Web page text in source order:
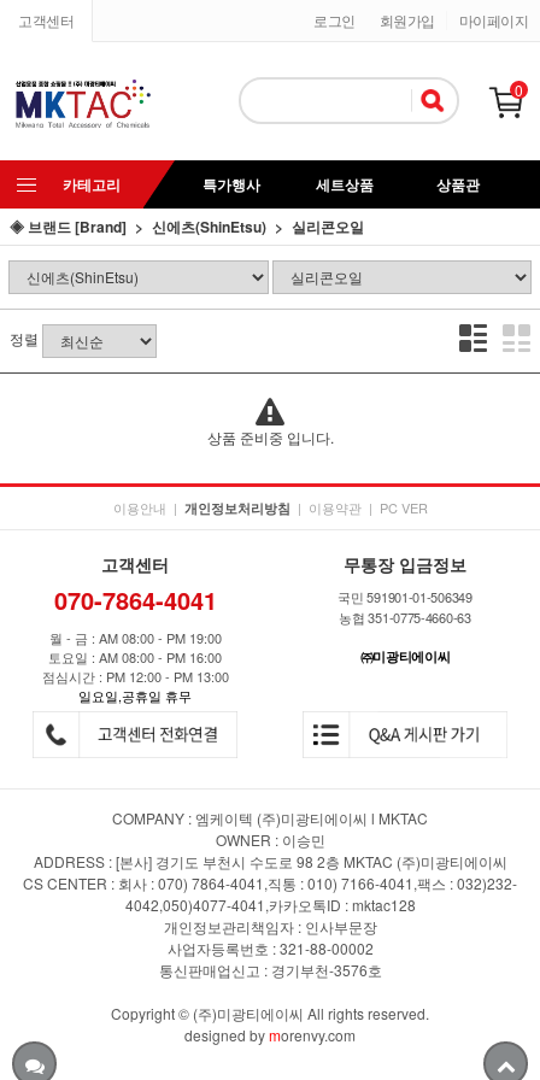
고객센터 마이페이지
회원가입
로그인
0
카테고리 특가행사 세트상품
상품관
◈ 브랜드 [Brand]
신에츠(ShinEtsu) 실리콘오일
정렬
상품 준비중 입니다.
이용안내 | 개인정보처리방침 | 이용약관 | PC VER
고객센터
070-7864-4041
월 - 금 : AM 08:00 - PM 19:00
토요일 : AM 08:00 - PM 16:00
점심시간 : PM 12:00 - PM 13:00
일요일,공휴일 휴무
무통장 입금정보
국민 591901-01-506349
농협 351-0775-4660-63
㈜미광티에이씨
COMPANY : 엠케이텍 (주)미광티에이씨 l MKTAC
OWNER : 이승민
ADDRESS : [본사] 경기도 부천시 수도로 98 2층 MKTAC (주)미광티에이씨
CS CENTER : 회사 : 070) 7864-4041,직통 : 010) 7166-4041,팩스 : 032)232-
4042,050)4077-4041,카카오톡ID : mktac128
개인정보관리책임자 : 인사부문장
사업자등록번호 : 321-88-00002
통신판매업신고 : 경기부천-3576호
Copyright © (주)미광티에이씨 All rights reserved.
designed bymorenvy.com